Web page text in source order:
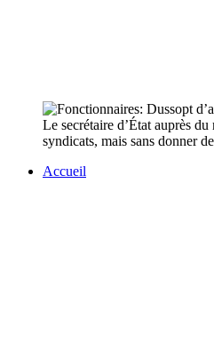
Le secrétaire d’État auprès
syndicats, mais sans donner
Accueil